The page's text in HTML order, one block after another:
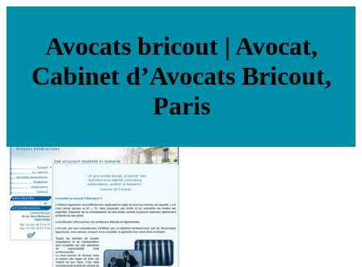
Avocats bricout | Avocat,
Cabinet d’Avocats Bricout,
Paris